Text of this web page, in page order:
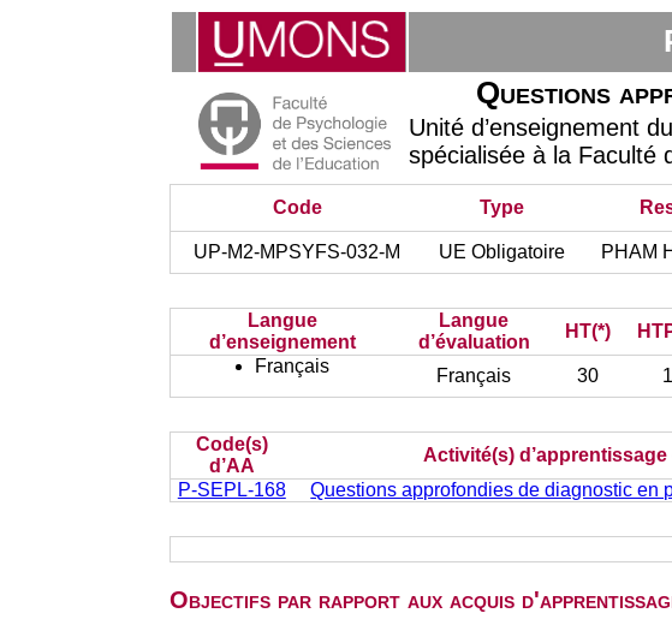
Questions
Unité d’enseignement
spécialisée à la Faculté
Code Type
UP-M2-MPSYFS-032-M UE Obligatoire PHAM
Langue
d’enseignement
Langue
d’évaluation
HT(*)
Français
Français 30
Code(s)
d’AA
Activité(s) d’apprentissage
P-SEPL-168
Questions approfondies de diagnostic en
Objectifs par rapport aux acquis